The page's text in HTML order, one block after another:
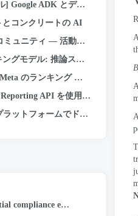
を使用して Google の Gemma-4b をローカルで実行する
とコンクリートの AI
ィ — 活動のハイライトと成果
曲線を曲げて広告用の LLM スケール モデルを提供する
ジェントが AI インフラストラクチャを最適化する方法
使用した Android Vitals のモニタリング
ドラッグ アンド ドロップを実装する方法
Why sequential compliance errors occur and why batch processing solves the problem